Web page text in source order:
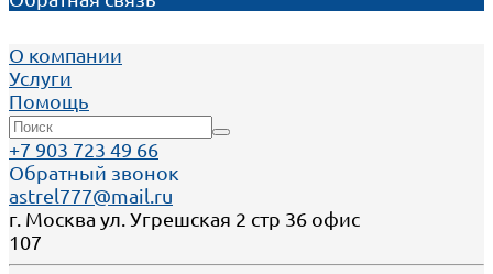
О компании
Услуги
Помощь
+7 903 723 49 66
Обратный звонок
astrel777@mail.ru
г. Москва ул. Угрешская 2 стр 36 офис
107